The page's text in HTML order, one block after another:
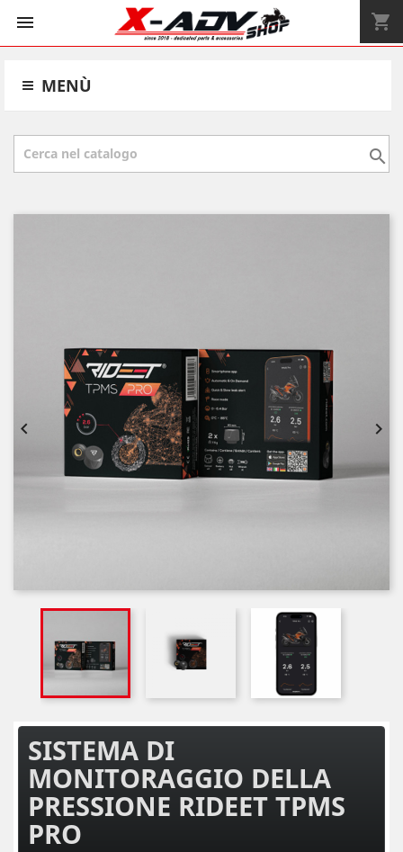
 shopping_cart
MENÙ

 
SISTEMA DI
MONITORAGGIO DELLA
PRESSIONE RIDEET TPMS
PRO